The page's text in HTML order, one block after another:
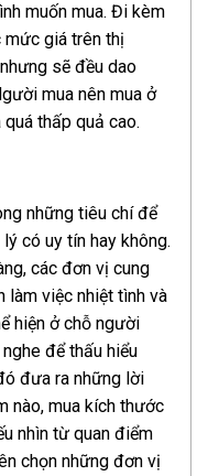
muốn mua. Đi kèm
mức giá trên thị
sẽ đều dao
mua nên mua ở
thấp quả cao.
những tiêu chí để
có uy tín hay không.
các đơn vị cung
làm việc nhiệt tình và
hiện ở chỗ người
để thấu hiểu
đưa ra những lời
nào, mua kích thước
nhìn từ quan điểm
chọn những đơn vị